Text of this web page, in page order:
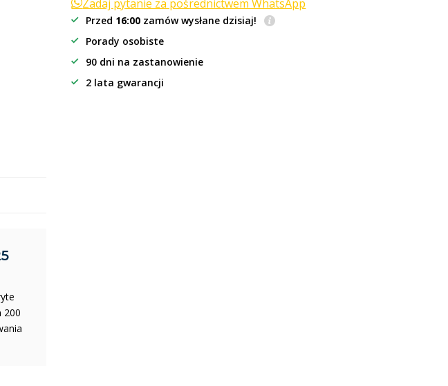
Zadaj pytanie za pośrednictwem WhatsApp
Przed 16:00 zamów wysłane dzisiaj!
Porady osobiste
90 dni na zastanowienie
2 lata gwarancji
200